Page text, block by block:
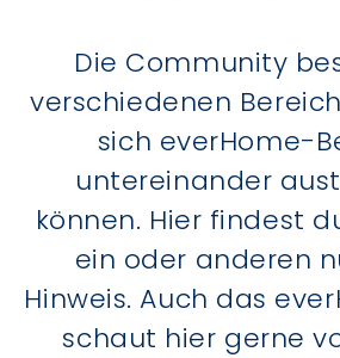
Die Community
verschiedenen
sich everHome-
untereinander
können. Hier findest
ein oder anderen
Hinweis. Auch das
schaut hier gerne